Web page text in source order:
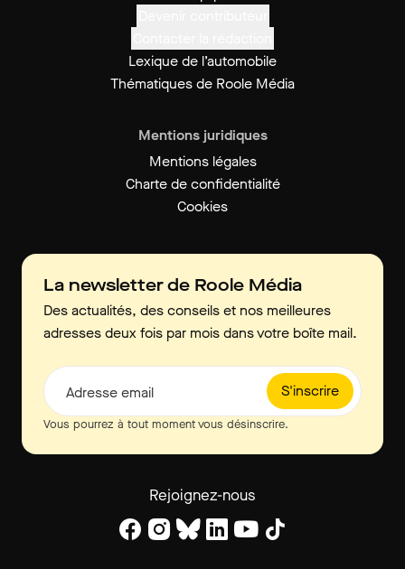
Lexique de l’automobile
Thématiques de Roole Média
Mentions juridiques
Mentions légales
Charte de confidentialité
Cookies
La newsletter de Roole Média
Des actualités, des conseils et nos meilleures
adresses deux fois par mois dans votre boîte mail.
S'inscrire
Adresse email
Vous pourrez à tout moment vous désinscrire.
Rejoignez-nous